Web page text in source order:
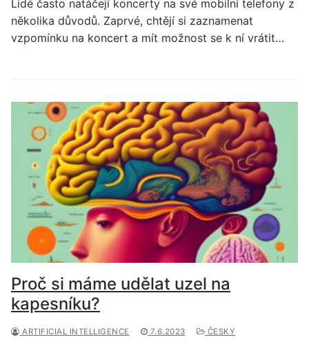
Lidé často natáčejí koncerty na své mobilní telefony z
několika důvodů. Zaprvé, chtějí si zaznamenat
vzpomínku na koncert a mít možnost se k ní vrátit…
Proč si máme udělat uzel na
kapesníku?
ARTIFICIAL INTELLIGENCE 7.6.2023 ČESKY